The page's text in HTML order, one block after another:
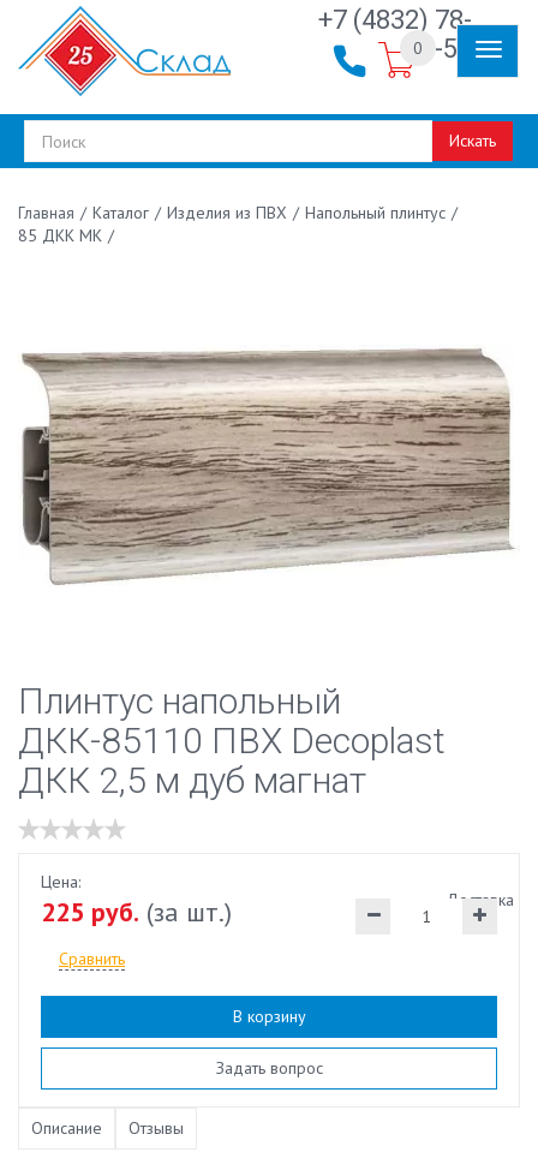
+7 (4832) 78-
30-50
Искать
0
Главная / Каталог / Изделия из ПВХ / Напольный плинтус /
85 ДКК МК /
Плинтус напольный
ДКК-85110 ПВХ Decoplast
ДКК 2,5 м дуб магнат
Доставка
Цена:
225 руб. (за шт.)
Сравнить
В корзину
Задать вопрос
Описание Отзывы